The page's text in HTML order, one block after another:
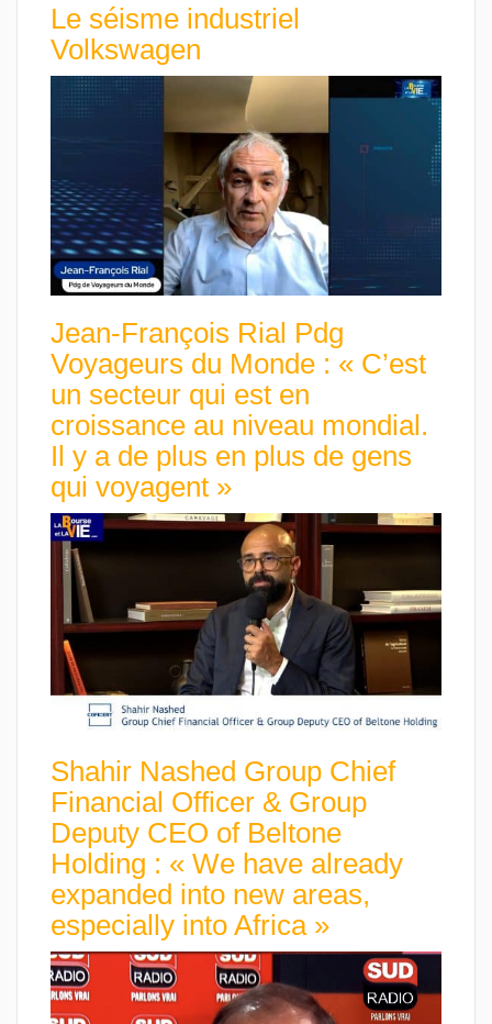
Le séisme industriel
Volkswagen
Jean-François Rial Pdg
Voyageurs du Monde : « C’est
un secteur qui est en
croissance au niveau mondial.
Il y a de plus en plus de gens
qui voyagent »
Shahir Nashed Group Chief
Financial Officer & Group
Deputy CEO of Beltone
Holding : « We have already
expanded into new areas,
especially into Africa »